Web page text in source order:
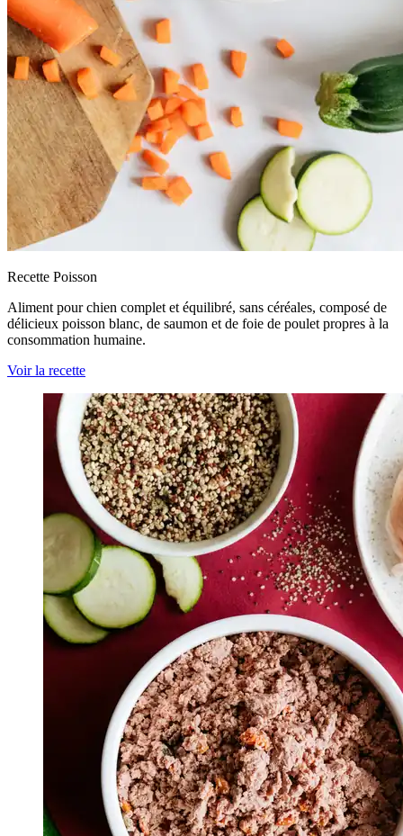
Recette Poisson
Aliment pour chien complet et équilibré, sans céréales, composé de
délicieux poisson blanc, de saumon et de foie de poulet propres à la
consommation humaine.
Voir la recette